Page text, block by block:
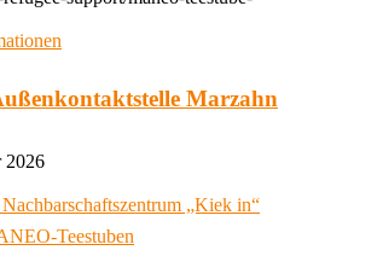
Marzahn
2026
„Kiek in“
Teestuben